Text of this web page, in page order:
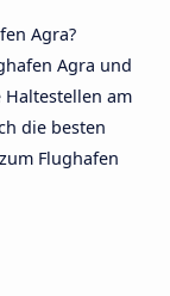
Agra?
Agra und
am
die besten
Flughafen